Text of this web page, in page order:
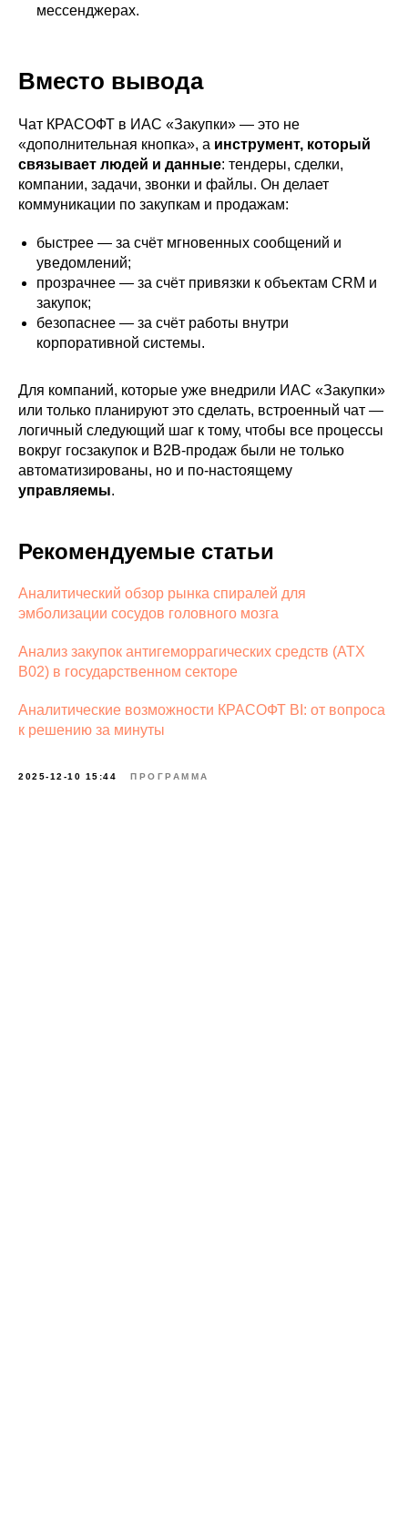
мессенджерах.
Вместо вывода
Чат КРАСОФТ в ИАС «Закупки» — это не
«дополнительная кнопка», а инструмент, который
связывает людей и данные: тендеры, сделки,
компании, задачи, звонки и файлы. Он делает
коммуникации по закупкам и продажам:
быстрее — за счёт мгновенных сообщений и
уведомлений;
прозрачнее — за счёт привязки к объектам CRM и
закупок;
безопаснее — за счёт работы внутри
корпоративной системы.
Для компаний, которые уже внедрили ИАС «Закупки»
или только планируют это сделать, встроенный чат —
логичный следующий шаг к тому, чтобы все процессы
вокруг госзакупок и B2B-продаж были не только
автоматизированы, но и по-настоящему
управляемы.
Рекомендуемые статьи
Аналитический обзор рынка спиралей для
эмболизации сосудов головного мозга
Анализ закупок антигеморрагических средств (АТХ
B02) в государственном секторе
Аналитические возможности КРАСОФТ BI: от вопроса
к решению за минуты
2025-12-10 15:44 ПРОГРАММА